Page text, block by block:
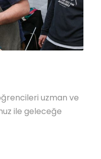
uzman ve
ile geleceğe